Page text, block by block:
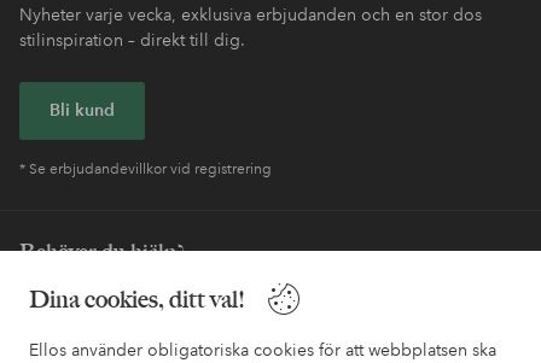
Dina cookies, ditt val!
Ellos använder obligatoriska cookies för att webbplatsen ska
Nyheter varje vecka, exklusiva erbjudanden och en stor dos
stilinspiration – direkt till dig.
Bli kund
* Se erbjudandevillkor vid registrering
Behöver du hjälp?
I vår FAQ hittar du svaren på de vanligaste frågorna. Här finns
också information om hur du enklast kontaktar oss.